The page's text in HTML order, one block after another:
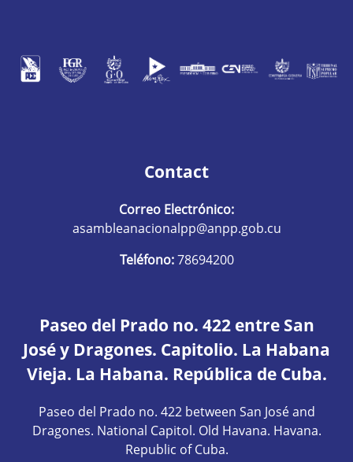
Contact
Correo Electrónico:
asambleanacionalpp@anpp.gob.cu
Teléfono:78694200
Paseo del Prado no. 422 entre San
José y Dragones. Capitolio. La Habana
Vieja. La Habana. República de Cuba.
Paseo del Prado no. 422 between San José and
Dragones. National Capitol. Old Havana. Havana.
Republic of Cuba.